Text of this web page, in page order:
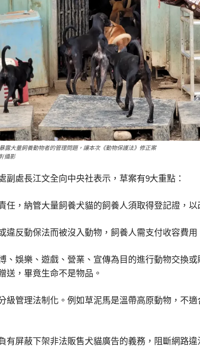
露大量飼養動物者的管理問題，讓本次《動物保護法》修正案
/攝影
副處長江文全向中央社表示，草案有9大重點：
任，納管大量飼養犬貓的飼養人須取得登記證，
違反動保法而被沒入動物，飼養人需支付收容費
、娛樂、遊戲、營業、宣傳為目的進行動物交換
送，畢竟生命不是物品。
級管理法制化。例如草泥馬是溫帶高原動物，不
有屏蔽下架非法販售犬貓廣告的義務，阻斷網路